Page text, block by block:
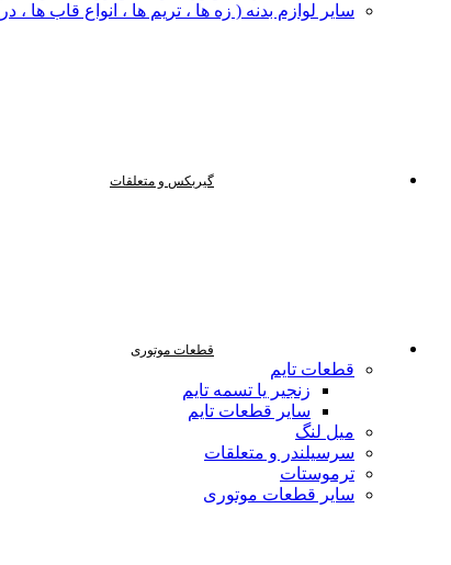
سایر لوازم بدنه ( زه ها ، تریم ها ، انواع قاب
گیربکس و متعلقات
قطعات موتوری
قطعات تایم
زنجیر یا تسمه تایم
سایر قطعات تایم
میل لنگ
سرسیلندر و متعلقات
ترموستات
سایر قطعات موتوری